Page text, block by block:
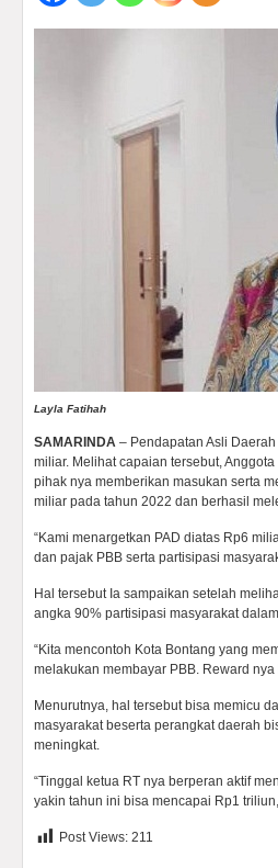
Layla Fatihah
SAMARINDA – Pendapatan Asli
miliar. Melihat capaian tersebut,
pihak nya memberikan masukan serta
miliar pada tahun 2022 dan berhasil
“Kami menargetkan PAD diatas Rp6
dan pajak PBB serta partisipasi
Hal tersebut Ia sampaikan setelah
angka 90% partisipasi masyarakat
“Kita mencontoh Kota Bontang yang
melakukan membayar PBB. Reward
Menurutnya, hal tersebut bisa memicu
masyarakat beserta perangkat daerah
meningkat.
“Tinggal ketua RT nya berperan aktif
yakin tahun ini bisa mencapai Rp1
Post Views: 211